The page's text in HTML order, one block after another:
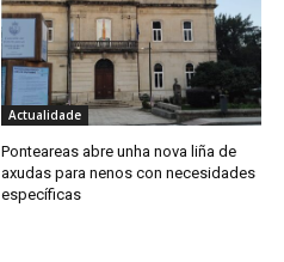
Actualidade
Ponteareas abre unha nova liña de
axudas para nenos con necesidades
específicas